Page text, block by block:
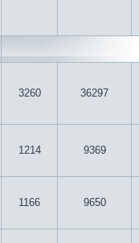
3260 36297
1214 9369
1166 9650